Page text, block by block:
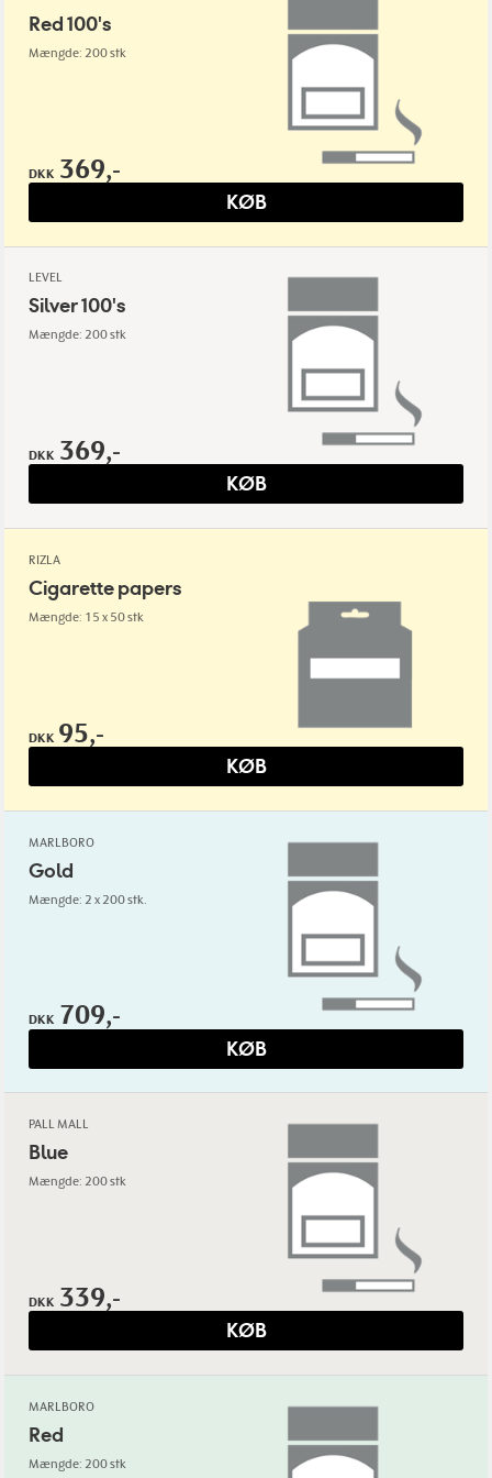
Red 100's
Mængde: 200 stk
DKK 369,-
KØB
LEVEL
Silver 100's
Mængde: 200 stk
DKK 369,-
KØB
RIZLA
Cigarette papers
Mængde: 15 x 50 stk
DKK 95,-
KØB
MARLBORO
Gold
Mængde: 2 x 200 stk.
DKK 709,-
KØB
PALL MALL
Blue
Mængde: 200 stk
DKK 339,-
KØB
MARLBORO
Red
Mængde: 200 stk